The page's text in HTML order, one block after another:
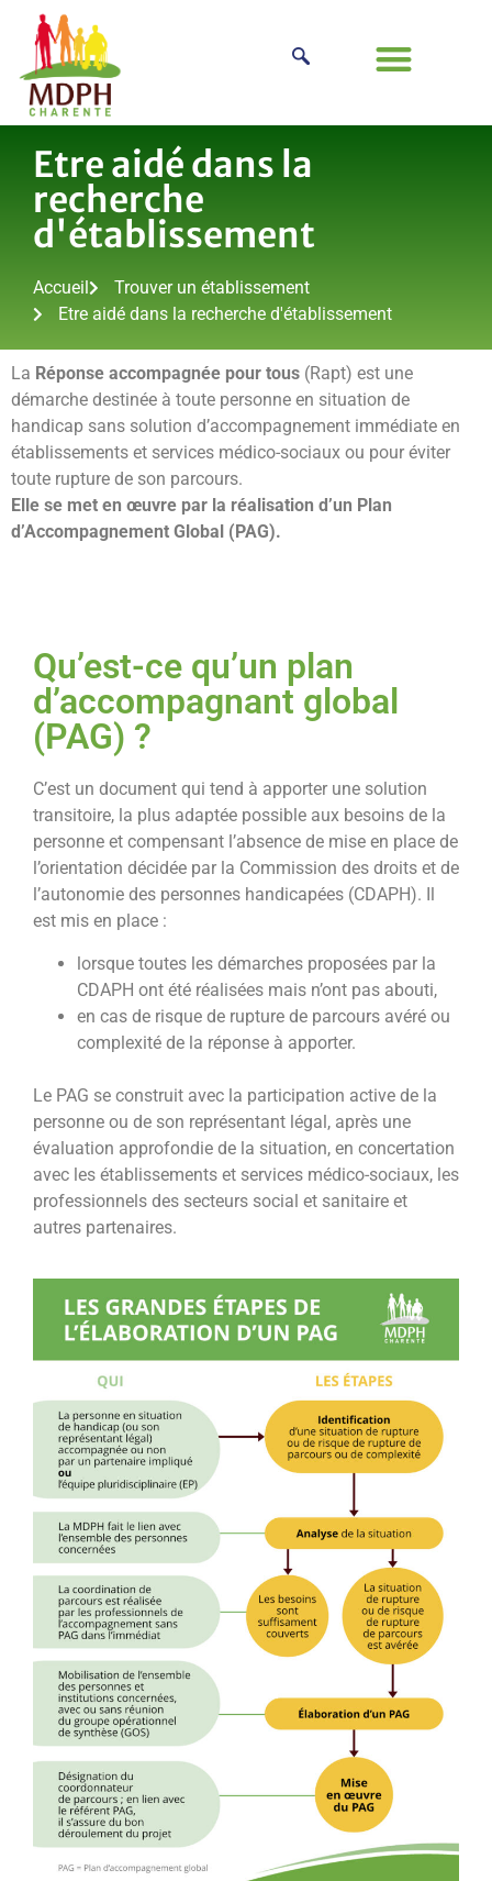
Etre aidé dans la
recherche
d'établissement
Accueil
Trouver un établissement
Etre aidé dans la recherche d'établissement
La Réponse accompagnée pour tous (Rapt) est une
démarche destinée à toute personne en situation de
handicap sans solution d’accompagnement immédiate en
établissements et services médico-sociaux ou pour éviter
toute rupture de son parcours.
Elle se met en œuvre par la réalisation d’un Plan
d’Accompagnement Global (PAG).
Qu’est-ce qu’un plan
d’accompagnant global
(PAG) ?
C’est un document qui tend à apporter une solution
transitoire, la plus adaptée possible aux besoins de la
personne et compensant l’absence de mise en place de
l’orientation décidée par la Commission des droits et de
l’autonomie des personnes handicapées (CDAPH). Il
est mis en place :
lorsque toutes les démarches proposées par la
CDAPH ont été réalisées mais n’ont pas abouti,
en cas de risque de rupture de parcours avéré ou
complexité de la réponse à apporter.
Le PAG se construit avec la participation active de la
personne ou de son représentant légal, après une
évaluation approfondie de la situation, en concertation
avec les établissements et services médico-sociaux, les
professionnels des secteurs social et sanitaire et
autres partenaires.